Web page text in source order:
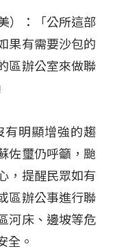
）：「公所這部
果有需要沙包的
區辦公室來做聯
有明顯增強的趨
佐璽仍呼籲，颱
，提醒民眾如有
區辦公事進行聯
河床、邊坡等危
全。